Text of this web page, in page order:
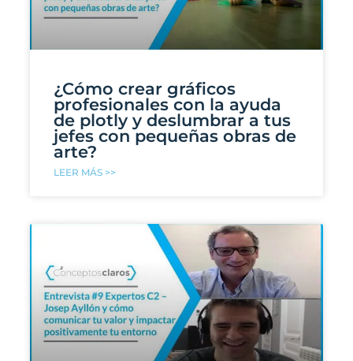
¿Cómo crear gráficos
profesionales con la ayuda
de plotly y deslumbrar a tus
jefes con pequeñas obras de
arte?
LEER MÁS >>